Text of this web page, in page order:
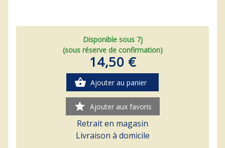
Disponible sous 7j
(sous réserve de confirmation)
14,50 €
shopping_basket Ajouter au panier
star Ajouter aux favoris
Retrait en magasin
Livraison à domicile